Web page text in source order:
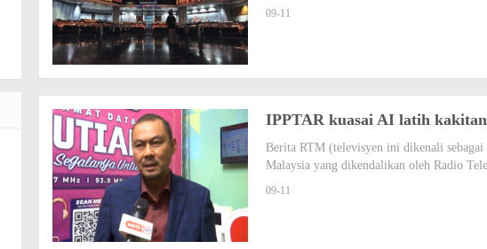
09-11
IPPTAR kuasai AI latih
Berita RTM (televisyen ini dikenali
Malaysia yang dikendalikan oleh Radio
09-11